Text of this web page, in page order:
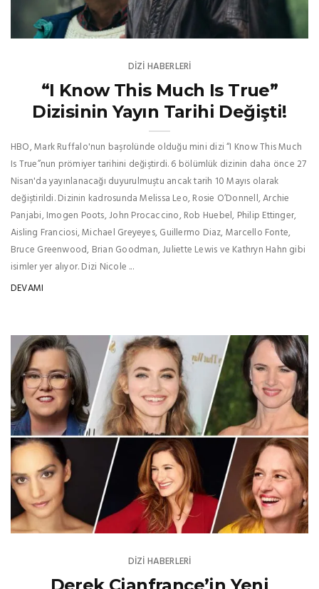
DIZI HABERLERI
“I Know This Much Is True”
Dizisinin Yayın Tarihi Değişti!
HBO, Mark Ruffalo'nun başrolünde olduğu mini dizi “I Know This Much
Is True”nun prömiyer tarihini değiştirdi. 6 bölümlük dizinin daha önce 27
Nisan'da yayınlanacağı duyurulmuştu ancak tarih 10 Mayıs olarak
değiştirildi. Dizinin kadrosunda Melissa Leo, Rosie O’Donnell, Archie
Panjabi, Imogen Poots, John Procaccino, Rob Huebel, Philip Ettinger,
Aisling Franciosi, Michael Greyeyes, Guillermo Diaz, Marcello Fonte,
Bruce Greenwood, Brian Goodman, Juliette Lewis ve Kathryn Hahn gibi
isimler yer alıyor. Dizi Nicole ...
DEVAMI
DIZI HABERLERI